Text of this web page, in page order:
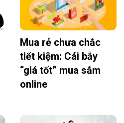
Mua rẻ chưa chắc
tiết kiệm: Cái bẫy
“giá tốt” mua sắm
online